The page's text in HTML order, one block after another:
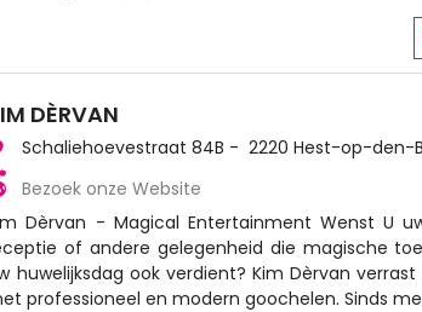
DÈRVAN
Schaliehoevestraat 84B - 2220 Hest-op-den-
Bezoek onze Website
Dèrvan - Magical Entertainment Wenst U
of andere gelegenheid die magische
huwelijksdag ook verdient? Kim Dèrvan
professioneel en modern goochelen. Sinds